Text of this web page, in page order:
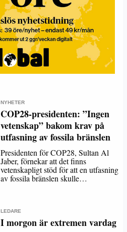
NYHETER
COP28-presidenten: ”Ingen
vetenskap” bakom krav på
utfasning av fossila bränslen
Presidenten för COP28, Sultan Al
Jaber, förnekar att det finns
vetenskapligt stöd för att en utfasning
av fossila bränslen skulle…
LEDARE
I morgon är extremen vardag